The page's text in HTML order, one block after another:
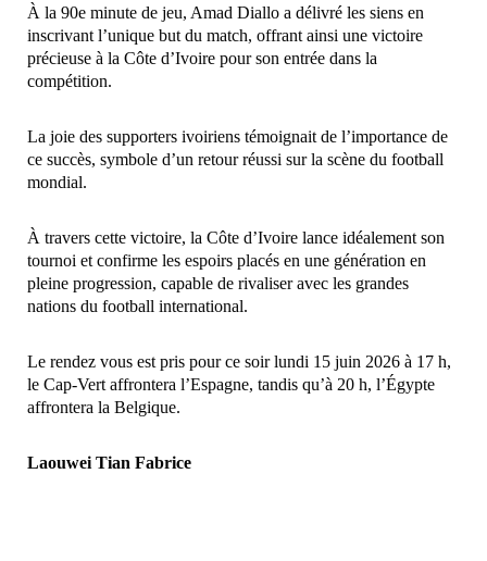
À la 90e minute de jeu, Amad Diallo a délivré les siens en
inscrivant l’unique but du match, offrant ainsi une victoire
précieuse à la Côte d’Ivoire pour son entrée dans la
compétition.
La joie des supporters ivoiriens témoignait de l’importance de
ce succès, symbole d’un retour réussi sur la scène du football
mondial.
À travers cette victoire, la Côte d’Ivoire lance idéalement son
tournoi et confirme les espoirs placés en une génération en
pleine progression, capable de rivaliser avec les grandes
nations du football international.
Le rendez vous est pris pour ce soir lundi 15 juin 2026 à 17 h,
le Cap-Vert affrontera l’Espagne, tandis qu’à 20 h, l’Égypte
affrontera la Belgique.
Laouwei Tian Fabrice